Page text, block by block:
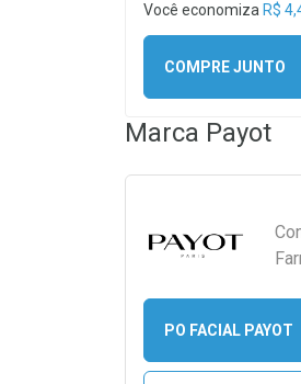
Você economiza R$
COMPRE JUNTO
Marca Payot
PO FACIAL PAYOT